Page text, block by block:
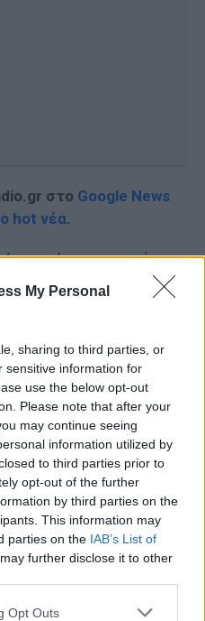
My Personal
sharing to third parties, or
sensitive information for
use the below opt-out
Please note that after your
may continue seeing
information utilized by
to third parties prior to
opt-out of the further
by third parties on the
This information may
parties on the IAB’s List of
further disclose it to other
Opt Outs
στο Google News
hot νέα.
, μπείτε στηνροή